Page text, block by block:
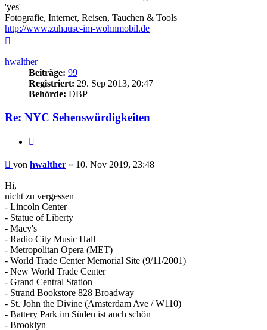
'yes'
Fotografie, Internet, Reisen, Tauchen & Tools
http://www.zuhause-im-wohnmobil.de
hwalther
Beiträge: 99
Registriert: 29. Sep 2013, 20:47
Behörde: DBP
Re: NYC Sehenswürdigkeiten
Beitrag
von hwalther » 10. Nov 2019, 23:48
Hi,
nicht zu vergessen
- Lincoln Center
- Statue of Liberty
- Macy's
- Radio City Music Hall
- Metropolitan Opera (MET)
- World Trade Center Memorial Site (9/11/2001)
- New World Trade Center
- Grand Central Station
- Strand Bookstore 828 Broadway
- St. John the Divine (Amsterdam Ave / W110)
- Battery Park im Süden ist auch schön
- Brooklyn